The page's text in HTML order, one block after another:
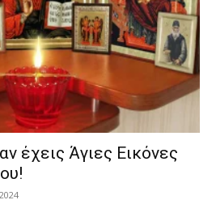
έχεις Άγιες Εικόνες